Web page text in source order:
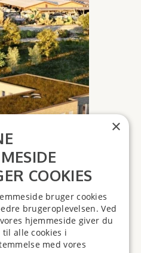
×
COOKIES
bruger cookies
brugeroplevelsen. Ved
hjemmeside giver du
til alle cookies i
med vores